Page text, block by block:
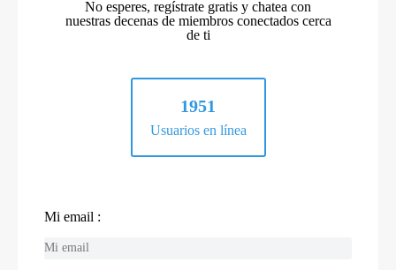
No esperes, regístrate gratis y chatea con
nuestras decenas de miembros conectados cerca
de ti
1951
Usuarios en línea
Mi email :